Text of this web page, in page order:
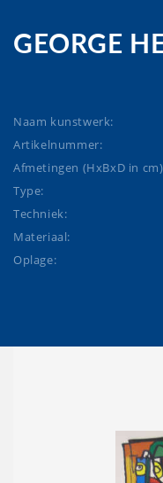
GEORGE
Naam kunstwerk:
Artikelnummer:
Afmetingen (HxBxD in
Type:
Techniek:
Materiaal:
Oplage: